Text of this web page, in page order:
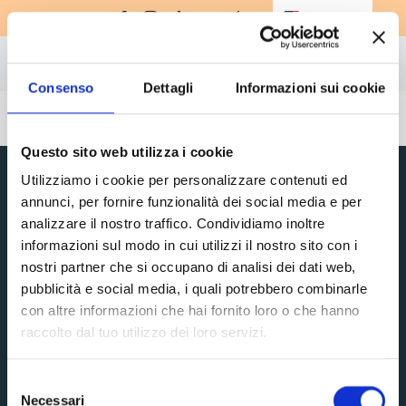
Consenso Dettagli Informazioni sui cookie
Questo sito web utilizza i cookie
Utilizziamo i cookie per personalizzare contenuti ed
annunci, per fornire funzionalità dei social media e per
analizzare il nostro traffico. Condividiamo inoltre
informazioni sul modo in cui utilizzi il nostro sito con i
nostri partner che si occupano di analisi dei dati web,
pubblicità e social media, i quali potrebbero combinarle
con altre informazioni che hai fornito loro o che hanno
raccolto dal tuo utilizzo dei loro servizi.
Necessari
Skip
to
Supplements
Ebook
Challenge
Masterclasses
Books
store
Sondaggio chiuso
Discover Top Life
Home
Supplements
Amino-MAP
Ebook
Books